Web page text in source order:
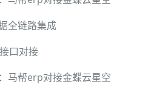
全链路集成
口对接
马帮erp对接金蝶云星空